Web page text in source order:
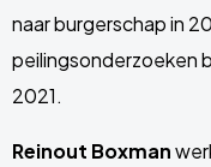
naar burgerschap in
peilingsonderzoeken
2021.
Reinout Boxman